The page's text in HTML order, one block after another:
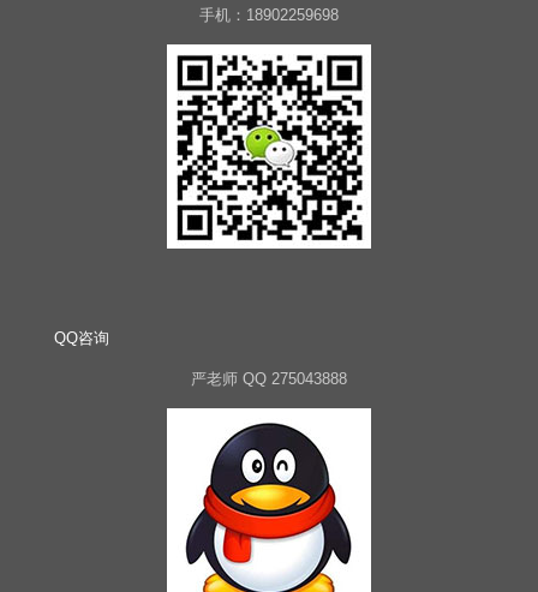
手机：18902259698
QQ咨询
严老师 QQ 275043888